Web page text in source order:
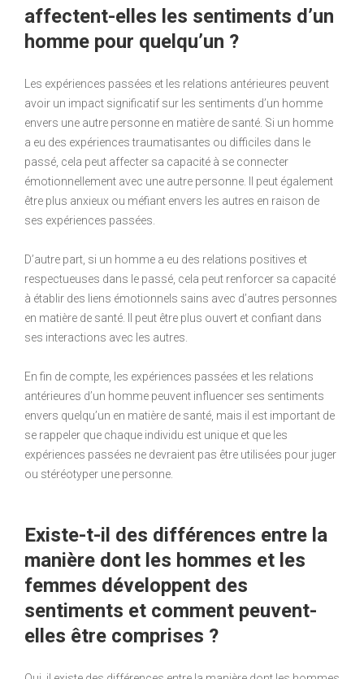
affectent-elles les sentiments d’un
homme pour quelqu’un ?
Les expériences passées et les relations antérieures peuvent
avoir un impact significatif sur les sentiments d’un homme
envers une autre personne en matière de santé. Si un homme
a eu des expériences traumatisantes ou difficiles dans le
passé, cela peut affecter sa capacité à se connecter
émotionnellement avec une autre personne. Il peut également
être plus anxieux ou méfiant envers les autres en raison de
ses expériences passées.
D’autre part, si un homme a eu des relations positives et
respectueuses dans le passé, cela peut renforcer sa capacité
à établir des liens émotionnels sains avec d’autres personnes
en matière de santé. Il peut être plus ouvert et confiant dans
ses interactions avec les autres.
En fin de compte, les expériences passées et les relations
antérieures d’un homme peuvent influencer ses sentiments
envers quelqu’un en matière de santé, mais il est important de
se rappeler que chaque individu est unique et que les
expériences passées ne devraient pas être utilisées pour juger
ou stéréotyper une personne.
Existe-t-il des différences entre la
manière dont les hommes et les
femmes développent des
sentiments et comment peuvent-
elles être comprises ?